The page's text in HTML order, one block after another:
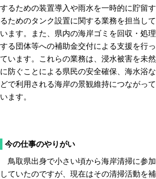
するための装置導入や雨水を一時的に貯留す
るためのタンク設置に関する業務を担当して
います。また、県内の海岸ゴミを回収・処理
する団体等への補助金交付による支援を行っ
ています。これらの業務は、浸水被害を未然
に防ぐことによる県民の安全確保、海水浴な
どで利用される海岸の景観維持につながって
います。
今の仕事のやりがい
鳥取県出身で小さい頃から海岸清掃に参加
していたのですが、現在はその清掃活動を補